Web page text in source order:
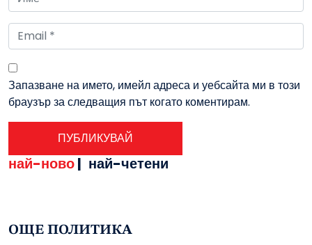
Запазване на името, имейл адреса и уебсайта ми в този
браузър за следващия път когато коментирам.
най-ново| най-четени
ОЩЕ ПОЛИТИКА